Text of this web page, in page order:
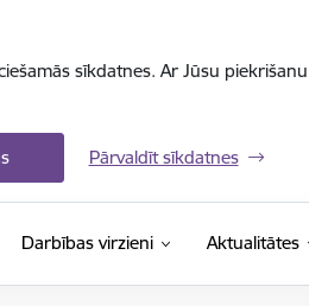
sīkdatnes. Ar Jūsu
Pārvaldīt sīkdatnes
Darbības virzieni Aktualitātes